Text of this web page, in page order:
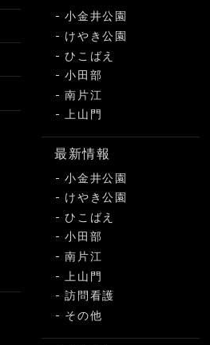
小金井公園
けやき公園
ひこばえ
小田部
南片江
上山門
最新情報
小金井公園
けやき公園
ひこばえ
小田部
南片江
上山門
訪問看護
その他